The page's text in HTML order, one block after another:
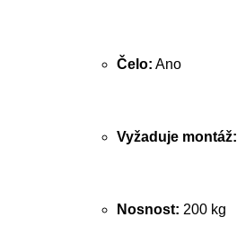
Čelo: Ano
Vyžaduje montáž:
Nosnost: 200 kg